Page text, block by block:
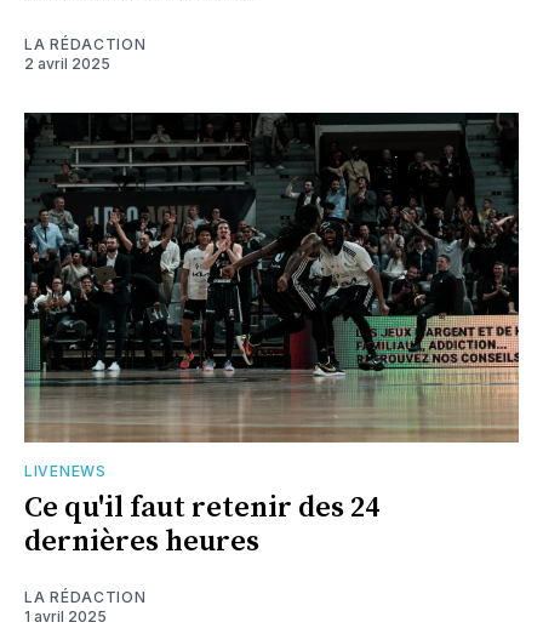
LA RÉDACTION
2 avril 2025
LIVENEWS
Ce qu'il faut retenir des 24
dernières heures
LA RÉDACTION
1 avril 2025